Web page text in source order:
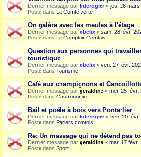
Dernier message par hderogier « jeu. 26 mars
Posté dans La Comté verte
On galère avec les meules à l'étage
Dernier message par obelix « sam. 28 févr.
Posté dans Le Comptoir Comtois
Question aux personnes qui
touristique
Dernier message par obelix « ven. 27 févr.
Posté dans Tourisme
Café aux champignons et
Dernier message par geraldine « mer. 25 févr.
Posté dans Gastronomie
Bail et poêle à bois vers Pontarlier
Dernier message par hderogier « ven. 20 févr.
Posté dans Parlers comtois
Re: Un massage qui ne détend pas
Dernier message par geraldine « mar. 17 févr.
Posté dans Sport